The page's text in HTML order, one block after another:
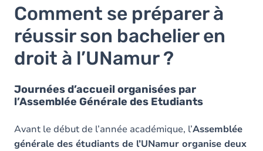
Comment se préparer à
réussir son bachelier en
droit à l’UNamur ?
Journées d’accueil organisées par
l’Assemblée Générale des Etudiants
Avant le début de l’année académique, l’Assemblée
générale des étudiants de l’UNamur organise deux